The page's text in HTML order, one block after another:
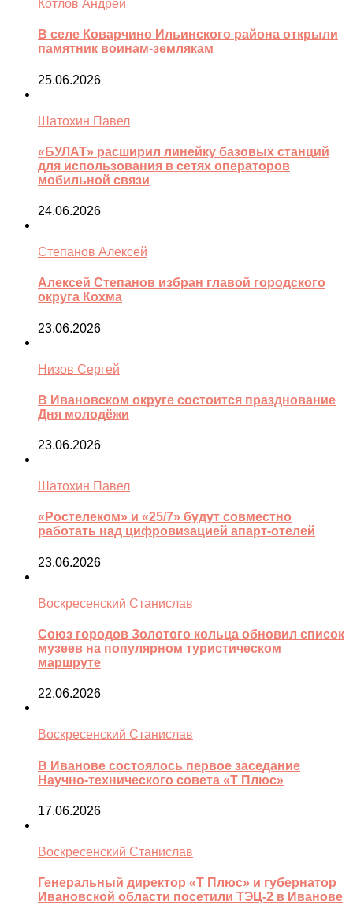
Котлов Андрей
В селе Коварчино Ильинского района открыли
памятник воинам-землякам
25.06.2026
Шатохин Павел
«БУЛАТ» расширил линейку базовых станций
для использования в сетях операторов
мобильной связи
24.06.2026
Степанов Алексей
Алексей Степанов избран главой городского
округа Кохма
23.06.2026
Низов Сергей
В Ивановском округе состоится празднование
Дня молодёжи
23.06.2026
Шатохин Павел
«Ростелеком» и «25/7» будут совместно
работать над цифровизацией апарт-отелей
23.06.2026
Воскресенский Станислав
Союз городов Золотого кольца обновил список
музеев на популярном туристическом
маршруте
22.06.2026
Воскресенский Станислав
В Иванове состоялось первое заседание
Научно-технического совета «Т Плюс»
17.06.2026
Воскресенский Станислав
Генеральный директор «Т Плюс» и губернатор
Ивановской области посетили ТЭЦ-2 в Иванове